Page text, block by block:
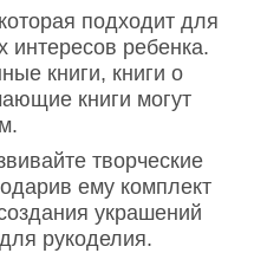
подходит для
интересов ребенка.
книги, книги о
книги могут
творческие
ему комплект
украшений
рукоделия.